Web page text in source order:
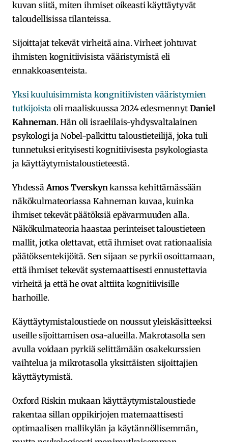
kuvan siitä, miten ihmiset oikeasti käyttäytyvät
taloudellisissa tilanteissa.
Sijoittajat tekevät virheitä aina. Virheet johtuvat
ihmisten kognitiivisista vääristymistä eli
ennakkoasenteista.
Yksi kuuluisimmista kongnitiivisten vääristymien
tutkijoista oli maaliskuussa 2024 edesmennyt Daniel
Kahneman. Hän oli israelilais-yhdysvaltalainen
psykologi ja Nobel-palkittu taloustieteilijä, joka tuli
tunnetuksi erityisesti kognitiivisesta psykologiasta
ja käyttäytymistaloustieteestä.
Yhdessä Amos Tverskyn kanssa kehittämässään
näkökulmateoriassa Kahneman kuvaa, kuinka
ihmiset tekevät päätöksiä epävarmuuden alla.
Näkökulmateoria haastaa perinteiset taloustieteen
mallit, jotka olettavat, että ihmiset ovat rationaalisia
päätöksentekijöitä. Sen sijaan se pyrkii osoittamaan,
että ihmiset tekevät systemaattisesti ennustettavia
virheitä ja että he ovat alttiita kognitiivisille
harhoille.
Käyttäytymistaloustiede on noussut yleiskäsitteeksi
useille sijoittamisen osa-alueilla. Makrotasolla sen
avulla voidaan pyrkiä selittämään osakekurssien
vaihtelua ja mikrotasolla yksittäisten sijoittajien
käyttäytymistä.
Oxford Riskin mukaan käyttäytymistaloustiede
rakentaa sillan oppikirjojen matemaattisesti
optimaalisen mallikylän ja käytännöllisemmän,